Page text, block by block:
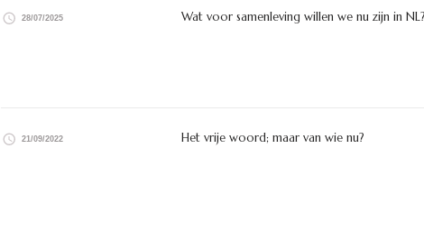
28/07/2025 Wat voor samenleving willen we nu zijn in NL?
21/09/2022 Het vrije woord; maar van wie nu?